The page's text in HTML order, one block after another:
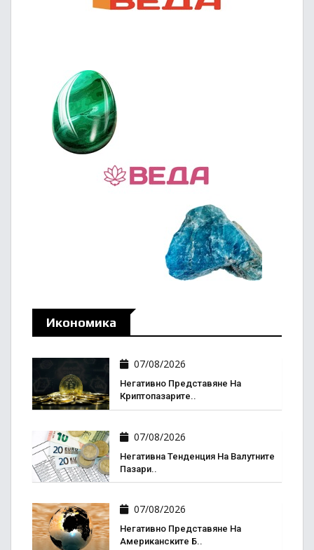
Икономика
07/08/2026
Негативно Представяне На
Криптопазарите..
07/08/2026
Негативна Тенденция На Валутните
Пазари..
07/08/2026
Негативно Представяне На
Американските Б..